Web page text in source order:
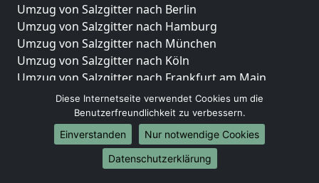
Umzug von Salzgitter nach Berlin
Umzug von Salzgitter nach Hamburg
Umzug von Salzgitter nach München
Umzug von Salzgitter nach Köln
Umzug von Salzgitter nach Frankfurt am Main
Umzug von Salzgitter nach Stuttgart
Umzug von Salzgitter nach Düsseldorf
Umzug von Salzgitter nach Leipzig
Umzug von Salzgitter nach Dortmund
Umzug von Salzgitter nach Essen
Diese Internetseite verwendet Cookies um die
Benutzerfreundlichkeit zu verbessern.
Einverstanden
Nur notwendige Cookies
Datenschutzerklärung